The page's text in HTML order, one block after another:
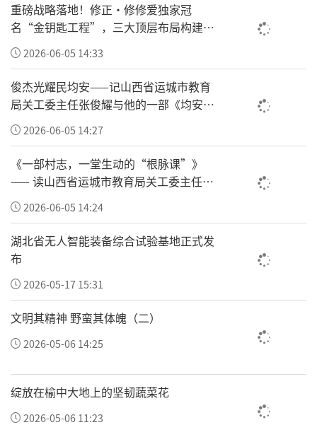
“与额外激励相比，这次的200万元只是阳光普
照的日常操作”，追觅员工表示，“公司日常
也有很多其他福利待遇，比如我们的节礼会比
较频繁，七夕会收到公司的吹风机，也会有公
司组织的夜宵节、演唱会。”
成立于2017年的追觅科技，目前产品研发与设
计人员占比60%，凭借高速数字马达、智能算
重磅战略落地！修正•修修爱独家冠
名“金钥匙工程”，三大顶层布局构建全
国一老一小安全防护新体系
2026-06-05 14:33
俊杰光耀民均安——记山西省运城市教育
局关工委主任张俊耀与他的一部《均安村
志》2026-06-05 14:27
《一部村志，一堂生动的“根脉课”》
—— 读山西省运城市教育局关工委主任张
俊耀主编的《均安村志》有感
2026-06-05 14:24
湖北省无人智能装备综合试验基地正式发
布
2026-05-17 15:31
文明其精神 野蛮其体魄（二）
2026-05-06 14:25
绽放在榆中大地上的坚韧蔬菜花
2026-05-06 11:23